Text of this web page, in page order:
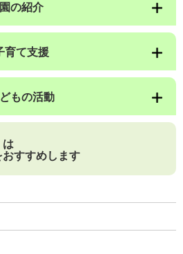
園の紹介
育て支援
もの活動
は
すすめします